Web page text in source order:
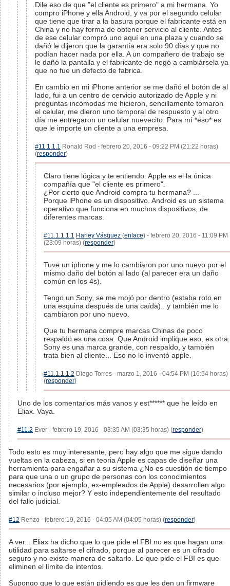
Dile eso de que "el cliente es primero" a mi hermana. Yo
compro iPhone y ella Android, y va por el segundo celular
que tiene que tirar a la basura porque el fabricante está en
China y no hay forma de obtener servicio al cliente. Antes
de ese celular compró uno aquí en una plaza y cuando se
dañó le dijeron que la garantía era solo 90 días y que no
podían hacer nada por ella. A un compañero de trabajo se
le dañó la pantalla y el fabricante de negó a cambiársela ya
que no fue un defecto de fabrica.
En cambio en mi iPhone anterior se me dañó el botón de al
lado, fui a un centro de cervicio autorizado de Apple y ni
preguntas incómodas me hicieron, sencillamente tomaron
el celular, me dieron uno temporal de respuesto y al otro
día me entregaron un celular nuevecito. Para mí *eso* es
que le importe un cliente a una empresa.
#11.1.1.1 Ronald Rod - febrero 20, 2016 - 09:22 PM (21:22 horas)
(responder)
Claro tiene lógica y te entiendo. Apple es el la única
compañía que "el cliente es primero".
¿Por cierto que Android compra tu hermana? ...
Porque iPhone es un dispositivo. Android es un sistema
operativo que funciona en muchos dispositivos, de
diferentes marcas.
#11.1.1.1.1 Harley Vásquez (enlace) - febrero 20, 2016 - 11:09 PM
(23:09 horas) (responder)
Tuve un iphone y me lo cambiaron por uno nuevo por el
mismo daño del botón al lado (al parecer era un daño
común en los 4s).
Tengo un Sony, se me mojó por dentro (estaba roto en
una esquina después de una caída).. y también me lo
cambiaron por uno nuevo.
Que tu hermana compre marcas Chinas de poco
respaldo es una cosa. Que Android implique eso, es otra.
Sony es una marca grande, con respaldo, y también
trata bien al cliente... Eso no lo inventó apple.
#11.1.1.1.2 Diego Torres - marzo 1, 2016 - 04:54 PM (16:54 horas)
(responder)
Uno de los comentarios más vanos y est****** que he leído en
Eliax. Vaya.
#11.2 Ever - febrero 19, 2016 - 03:35 AM (03:35 horas) (responder)
Todo esto es muy interesante, pero hay algo que me sigue dando
vueltas en la cabeza, si en teoria Apple es capas de diseñar una
herramienta para engañar a su sistema ¿No es cuestión de tiempo
para que una o un grupo de personas con los conocimientos
necesarios (por ejemplo, ex-empleados de Apple) desarrollen algo
similar o incluso mejor? Y esto independientemente del resultado
del fallo judicial.
#12 Renzo - febrero 19, 2016 - 04:05 AM (04:05 horas) (responder)
A ver... Eliax ha dicho que lo que pide el FBI no es que hagan una
utilidad para saltarse el cifrado, porque al parecer es un cifrado
seguro y no existe manera de saltarlo. Lo que pide el FBI es que
eliminen el límite de intentos.
Supongo que lo que están pidiendo es que les den un firmware